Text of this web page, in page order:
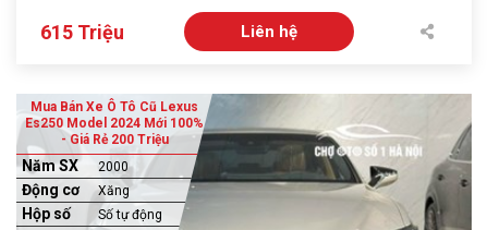
615 Triệu Liên hệ
Mua Bán Xe Ô Tô Cũ Lexus
Es250 Model 2024 Mới 100%
- Giá Rẻ 200 Triệu
Năm SX 2000
Động cơ Xăng
Hộp số Số tự động